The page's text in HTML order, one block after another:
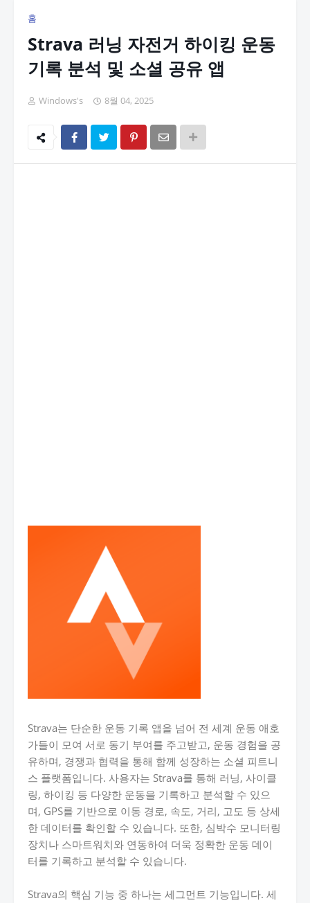
홈
Strava 러닝 자전거 하이킹 운동
기록 분석 및 소셜 공유 앱
Windows's 8월 04, 2025
Strava는 단순한 운동 기록 앱을 넘어 전 세계 운동 애호
가들이 모여 서로 동기 부여를 주고받고, 운동 경험을 공
유하며, 경쟁과 협력을 통해 함께 성장하는 소셜 피트니
스 플랫폼입니다. 사용자는 Strava를 통해 러닝, 사이클
링, 하이킹 등 다양한 운동을 기록하고 분석할 수 있으
며, GPS를 기반으로 이동 경로, 속도, 거리, 고도 등 상세
한 데이터를 확인할 수 있습니다. 또한, 심박수 모니터링
장치나 스마트워치와 연동하여 더욱 정확한 운동 데이
터를 기록하고 분석할 수 있습니다.
Strava의 핵심 기능 중 하나는 세그먼트 기능입니다. 세